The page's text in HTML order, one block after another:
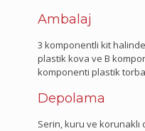
Ambalaj
3 komponentli kit
plastik kova ve B
komponenti plastik
Depolama
Serin, kuru ve korunaklı